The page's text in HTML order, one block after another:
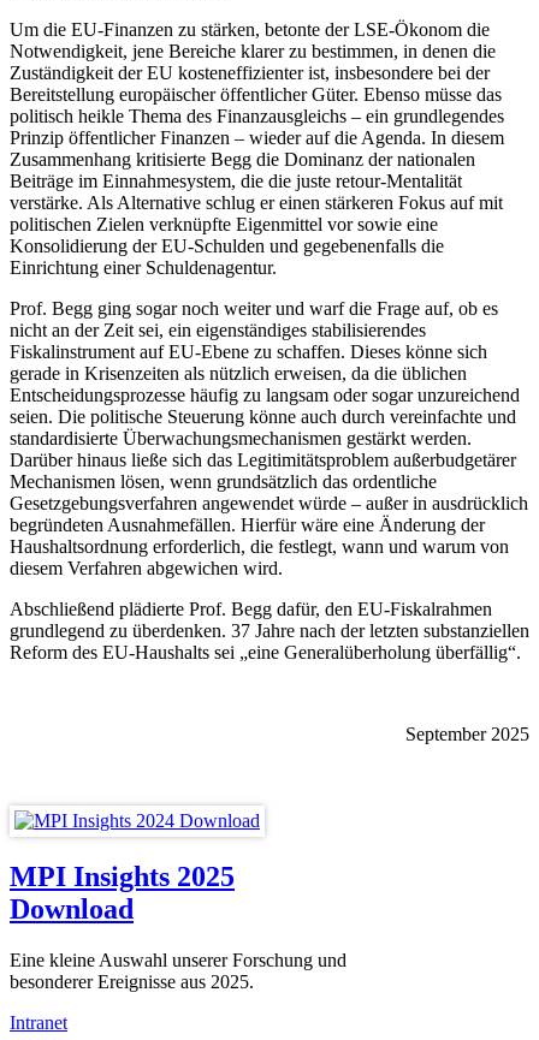
Um die EU-Finanzen zu stärken, betonte der LSE-Ökonom die
Notwendigkeit, jene Bereiche klarer zu bestimmen, in denen die
Zuständigkeit der EU kosteneffizienter ist, insbesondere bei der
Bereitstellung europäischer öffentlicher Güter. Ebenso müsse das
politisch heikle Thema des Finanzausgleichs – ein grundlegendes
Prinzip öffentlicher Finanzen – wieder auf die Agenda. In diesem
Zusammenhang kritisierte Begg die Dominanz der nationalen
Beiträge im Einnahmesystem, die die juste retour-Mentalität
verstärke. Als Alternative schlug er einen stärkeren Fokus auf mit
politischen Zielen verknüpfte Eigenmittel vor sowie eine
Konsolidierung der EU-Schulden und gegebenenfalls die
Einrichtung einer Schuldenagentur.
Prof. Begg ging sogar noch weiter und warf die Frage auf, ob es
nicht an der Zeit sei, ein eigenständiges stabilisierendes
Fiskalinstrument auf EU-Ebene zu schaffen. Dieses könne sich
gerade in Krisenzeiten als nützlich erweisen, da die üblichen
Entscheidungsprozesse häufig zu langsam oder sogar unzureichend
seien. Die politische Steuerung könne auch durch vereinfachte und
standardisierte Überwachungsmechanismen gestärkt werden.
Darüber hinaus ließe sich das Legitimitätsproblem außerbudgetärer
Mechanismen lösen, wenn grundsätzlich das ordentliche
Gesetzgebungsverfahren angewendet würde – außer in ausdrücklich
begründeten Ausnahmefällen. Hierfür wäre eine Änderung der
Haushaltsordnung erforderlich, die festlegt, wann und warum von
diesem Verfahren abgewichen wird.
Abschließend plädierte Prof. Begg dafür, den EU-Fiskalrahmen
grundlegend zu überdenken. 37 Jahre nach der letzten substanziellen
Reform des EU-Haushalts sei „eine Generalüberholung überfällig“.
September 2025
MPI Insights 2025
Download
Eine kleine Auswahl unserer Forschung und
besonderer Ereignisse aus 2025.
Intranet